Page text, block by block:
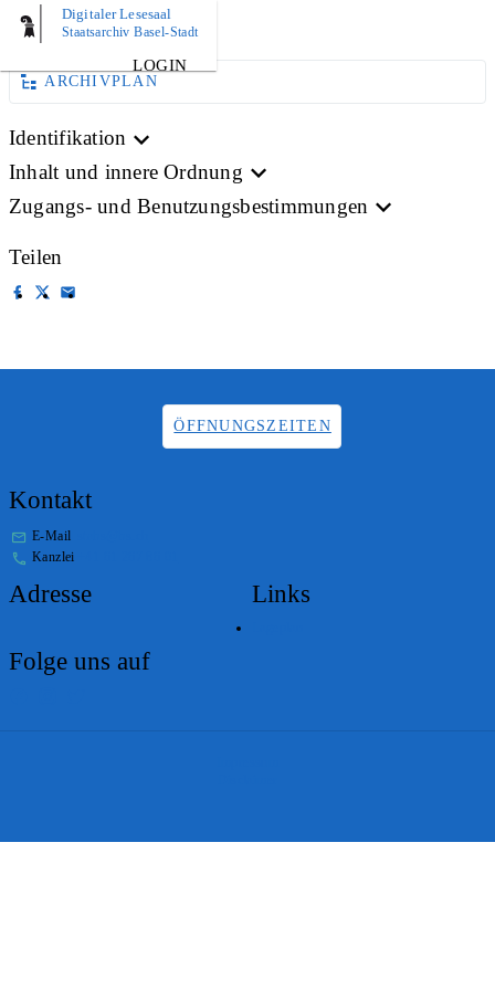
Digitaler Lesesaal
Staatsarchiv Basel-Stadt
LOGIN
BILD
ARCHIVPLAN
Identifikation
Inhalt und innere Ordnung
Zugangs- und Benutzungsbestimmungen
Teilen
ÖFFNUNGSZEITEN
Kontakt
E-Mail
Kanzlei
Adresse Links
Folge uns auf